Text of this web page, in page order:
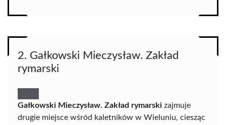
2. Gałkowski Mieczysław. Zakład
rymarski
Gałkowski Mieczysław. Zakład rymarski zajmuje
drugie miejsce wśród kaletników w Wieluniu, ciesząc